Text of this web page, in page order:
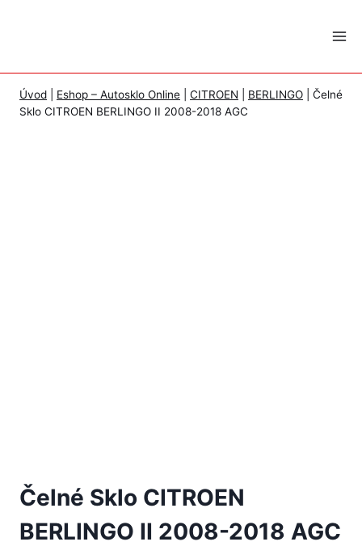
Úvod Eshop – Autosklo Online CITROEN BERLINGO
Čelné
Sklo CITROEN BERLINGO II 2008-2018 AGC
Čelné Sklo CITROEN
BERLINGO II 2008-2018 AGC